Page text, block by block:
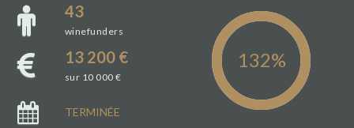
43
winefunders
13 200 €
sur 10 000 €
TERMINÉE